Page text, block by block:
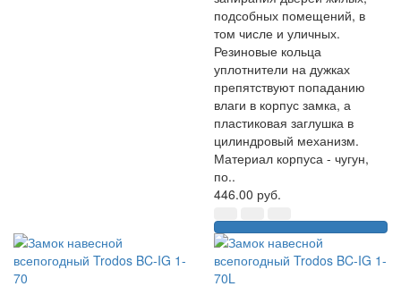
подсобных помещений, в
том числе и уличных.
Резиновые кольца
уплотнители на дужках
препятствуют попаданию
влаги в корпус замка, а
пластиковая заглушка в
цилиндровый механизм.
Материал корпуса - чугун,
по..
446.00 руб.